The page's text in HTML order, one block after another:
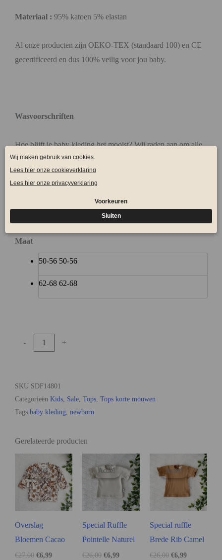
Materiaal : 95% katoen 5% elastan
Al onze producten zijn OEKO-TEX (standaard 100) en CE
gecertificeerd en dus 100% veilig voor jou baby.
Wasvoorschriften
Hoe blijft je baby kleding het mooist? Wij raden aan om alle
kleding van sodafashion binnenstebuiten op 30°C graden te
wassen. Liever niet in de droger, anders is er kans dat de
kleding krimp en jou kleintje het niet meer aan kan en dat is
Maat
50-56 50-56
62-68 62-68
- +
SKU SDF14801
Categorieën Kids Sale Tops Tops korte mouwen
Tags baby kleding newborn
Gerelateerde producten
Actie!
Actie!
Overslag
Bloemen Cacao
€27,00 €6,99
Actie!
Actie!
Special Ruffle
Pointelle Naturel
€26,00 €6,99
Actie!
Actie!
Special ruffle
Brede Rib Camel
€26,00 €6,99